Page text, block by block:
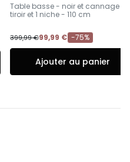
Table basse - noir et cannage - 1
tiroir et 1 niche - 110 cm
399,99 €99,99 € -75%
Ajouter au panier